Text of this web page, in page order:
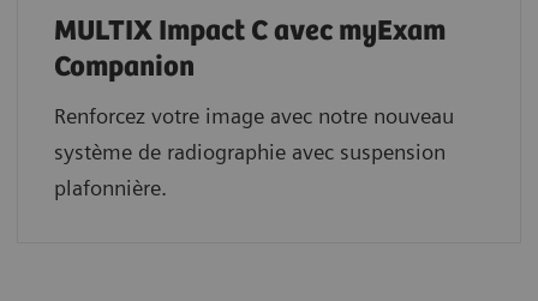
MULTIX Impact C avec myExam
Companion
Renforcez votre image avec notre nouveau
système de radiographie avec suspension
plafonnière.